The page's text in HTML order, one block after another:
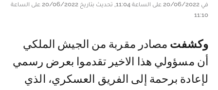
في 20/06/2022 على الساعة 11:04, تحديث بتاريخ 20/06/2022 على الساعة
11:10
وكشفت مصادر مقربة من الجيش الملكي
أن مسؤولي هذا الاخير تقدموا بعرض رسمي
لإعادة برحمة إلى الفريق العسكري، الذي